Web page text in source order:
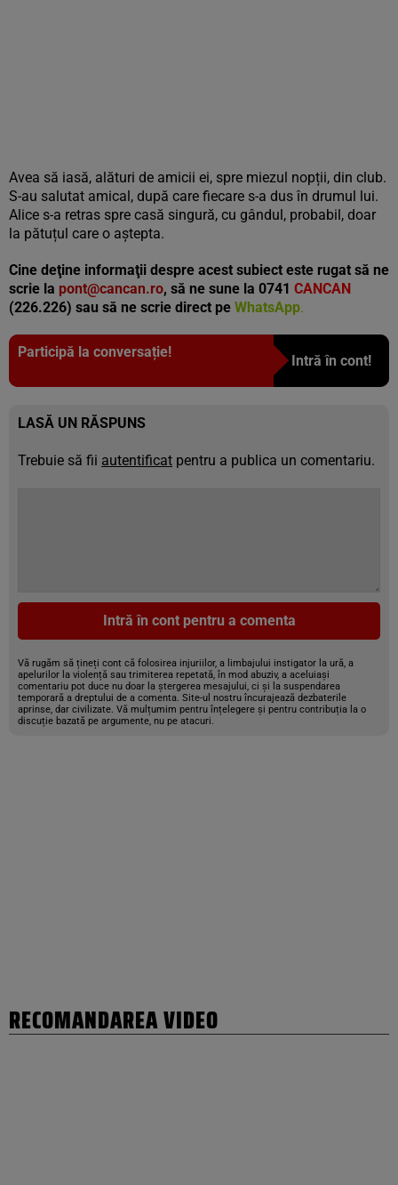
Avea să iasă, alături de amicii ei, spre miezul nopții, din club.
S-au salutat amical, după care fiecare s-a dus în drumul lui.
Alice s-a retras spre casă singură, cu gândul, probabil, doar
la pătuțul care o aștepta.
Cine deţine informaţii despre acest subiect este rugat să ne
scrie la pont@cancan.ro, să ne sune la 0741 CANCAN
(226.226) sau să ne scrie direct pe WhatsApp.
Participă la conversație!
Intră în cont!
LASĂ UN RĂSPUNS
Trebuie să fii autentificat pentru a publica un comentariu.
Intră în cont pentru a comenta
Vă rugăm să țineți cont că folosirea injuriilor, a limbajului instigator la ură, a
apelurilor la violență sau trimiterea repetată, în mod abuziv, a aceluiași
comentariu pot duce nu doar la ștergerea mesajului, ci și la suspendarea
temporară a dreptului de a comenta. Site-ul nostru încurajează dezbaterile
aprinse, dar civilizate. Vă mulțumim pentru înțelegere și pentru contribuția la o
discuție bazată pe argumente, nu pe atacuri.
RECOMANDAREA VIDEO